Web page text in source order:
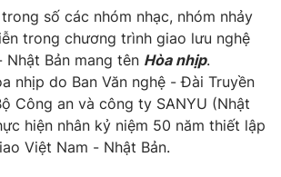
tế số các nhóm nhạc, nhóm nhảy
trong chương trình giao lưu nghệ
Bản mang tên Hòa nhịp.
nhịp do Ban Văn nghệ - Đài Truyền
Công an và công ty SANYU (Nhật
hiện nhân kỷ niệm 50 năm thiết lập
Việt Nam - Nhật Bản.